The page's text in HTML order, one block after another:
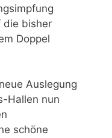
die bisher
Doppel
Auslegung
Hallen nun
schöne